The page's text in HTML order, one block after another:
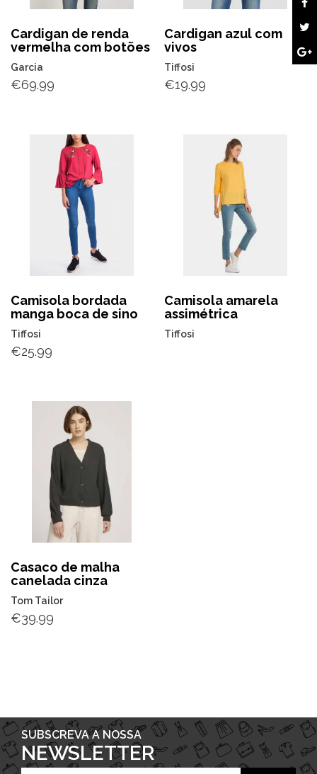
Cardigan de renda
vermelha com botões
Garcia
€69.99
Cardigan azul com
vivos
Tiffosi
€19.99
Camisola bordada
manga boca de sino
Tiffosi
€25.99
Camisola amarela
assimétrica
Tiffosi
Casaco de malha
canelada cinza
Tom Tailor
€39.99
SUBSCREVA A NOSSA
NEWSLETTER